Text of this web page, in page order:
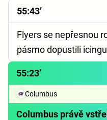
55:43’
Flyers se nepřesnou
pásmo dopustili
55:23’
Columbus
Columbus právě